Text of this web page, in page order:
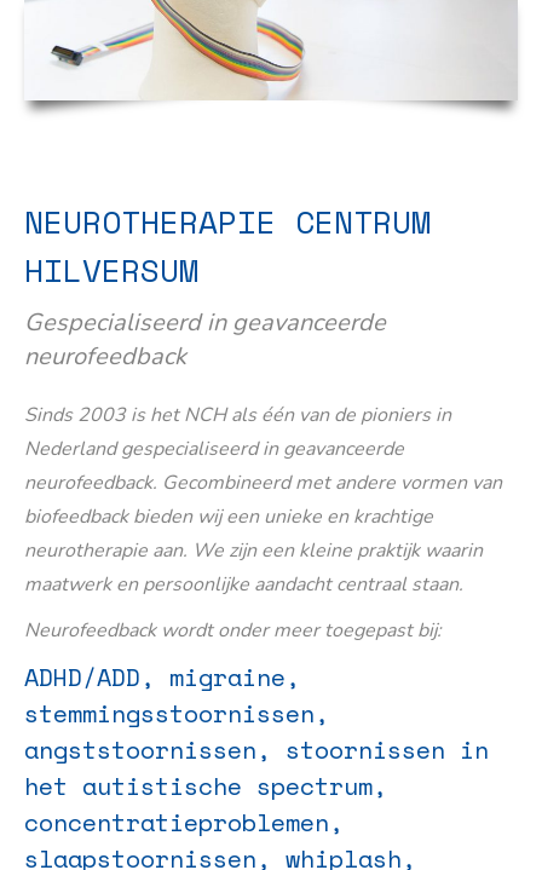
NEUROTHERAPIE CENTRUM
HILVERSUM
Gespecialiseerd in geavanceerde
neurofeedback
Sinds 2003 is het NCH als één van de pioniers in
Nederland gespecialiseerd in geavanceerde
neurofeedback. Gecombineerd met andere vormen van
biofeedback bieden wij een unieke en krachtige
neurotherapie aan. We zijn een kleine praktijk waarin
maatwerk en persoonlijke aandacht centraal staan.
Neurofeedback wordt onder meer toegepast bij:
ADHD/ADD, migraine,
stemmingsstoornissen,
angststoornissen, stoornissen in
het autistische spectrum,
concentratieproblemen,
slaapstoornissen, whiplash,